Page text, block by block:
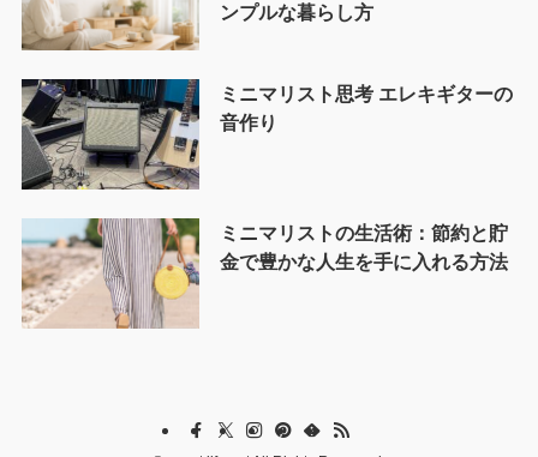
ンプルな暮らし方
ミニマリスト思考 エレキギターの
音作り
ミニマリストの生活術：節約と貯
金で豊かな人生を手に入れる方法